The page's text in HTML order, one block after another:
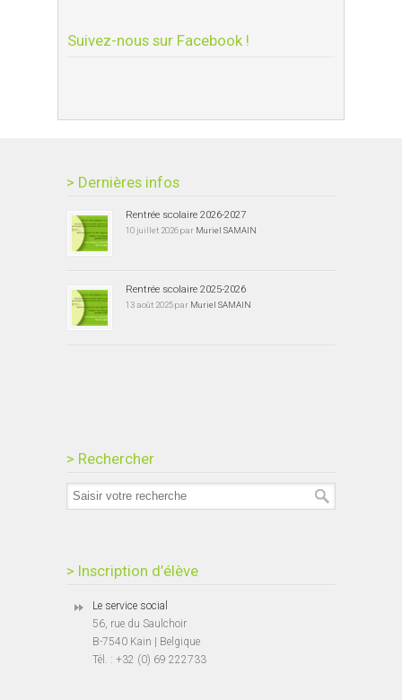
Suivez-nous sur Facebook !
> Dernières infos
Rentrée scolaire 2026-2027
10 juillet 2026 par Muriel SAMAIN
Rentrée scolaire 2025-2026
13 août 2025 par Muriel SAMAIN
> Rechercher
> Inscription d’élève
Le service social
56, rue du Saulchoir
B-7540 Kain | Belgique
Tél. : +32 (0) 69 222733